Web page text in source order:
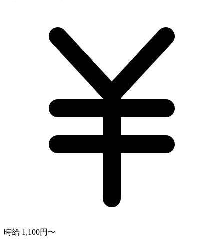
時給 1,100円〜